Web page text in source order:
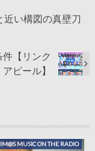
近い構図の真壁刀
【リンク
アピール】
IM@S MUSIC ON THE RADIO